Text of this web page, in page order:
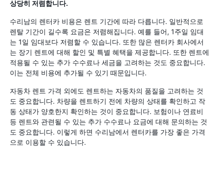
상당히 저렴합니다.
수리남의 렌터카 비용은 렌트 기간에 따라 다릅니다. 일반적으로
렌탈 기간이 길수록 요금은 저렴해집니다. 예를 들어, 1주일 임대
는 1일 임대보다 저렴할 수 있습니다. 또한 많은 렌터카 회사에서
는 장기 렌트에 대해 할인 및 특별 혜택을 제공합니다. 또한 렌트에
적용될 수 있는 추가 수수료나 세금을 고려하는 것도 중요합니다.
이는 전체 비용에 추가될 수 있기 때문입니다.
자동차 렌트 가격 외에도 렌트하는 자동차의 품질을 고려하는 것
도 중요합니다. 차량을 렌트하기 전에 차량의 상태를 확인하고 작
동 상태가 양호한지 확인하는 것이 중요합니다. 보험이나 연료비
등 렌트와 관련될 수 있는 추가 수수료나 요금에 대해 문의하는 것
도 중요합니다. 이렇게 하면 수리남에서 렌터카를 가장 좋은 가격
으로 이용할 수 있습니다.